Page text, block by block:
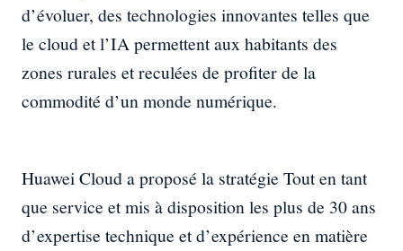
d’évoluer, des technologies innovantes telles que
le cloud et l’IA permettent aux habitants des
zones rurales et reculées de profiter de la
commodité d’un monde numérique.
Huawei Cloud a proposé la stratégie Tout en tant
que service et mis à disposition les plus de 30 ans
d’expertise technique et d’expérience en matière